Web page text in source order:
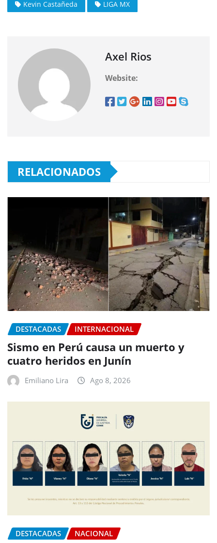
Kevin Castañeda LIGA MX
Axel Rios
Website:
RELACIONADOS
DESTACADAS INTERNACIONAL
Sismo en Perú causa un muerto y
cuatro heridos en Junín
Emiliano Lira Ago 8, 2026
DESTACADAS NACIONAL